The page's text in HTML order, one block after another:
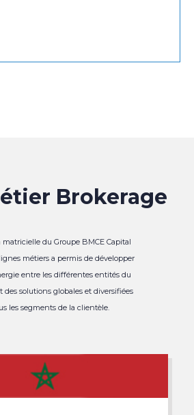
Brokerage
matricielle du Groupe BMCE Capital
métiers a permis de développer
entre les différentes entités du
des solutions globales et diversifiées
les segments de la clientèle.